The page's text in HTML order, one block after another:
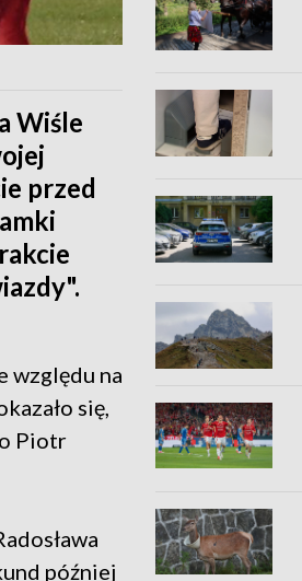
Wiśle
przed
względu na
się,
Piotr
później